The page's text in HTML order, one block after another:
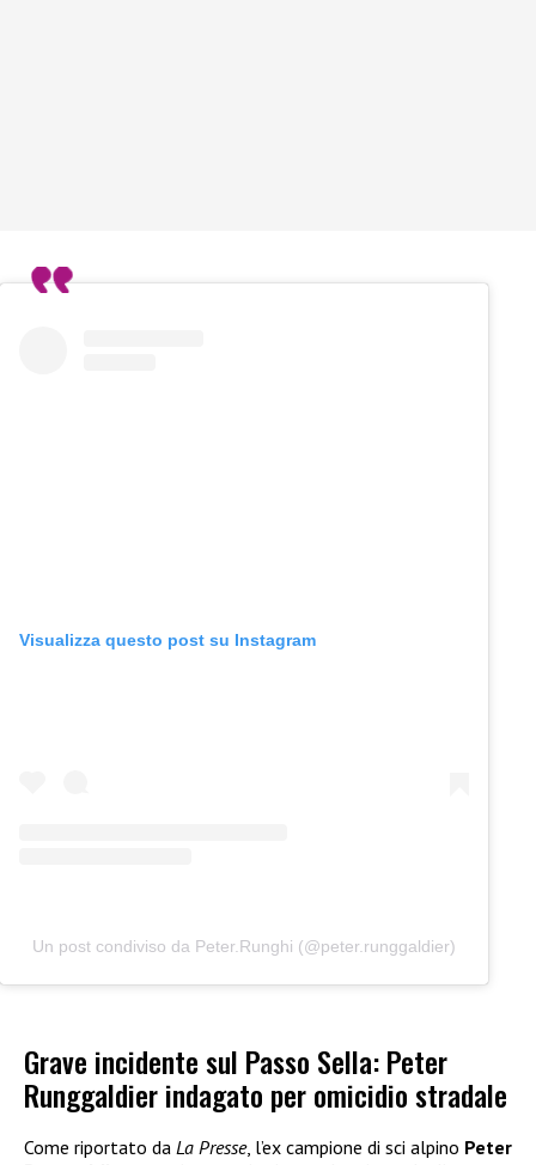
Visualizza questo post su Instagram
Un post condiviso da Peter.Runghi (@peter.runggaldier)
Grave incidente sul Passo Sella: Peter
Runggaldier indagato per omicidio stradale
Come riportato da La Presse, l’ex campione di sci alpino Peter